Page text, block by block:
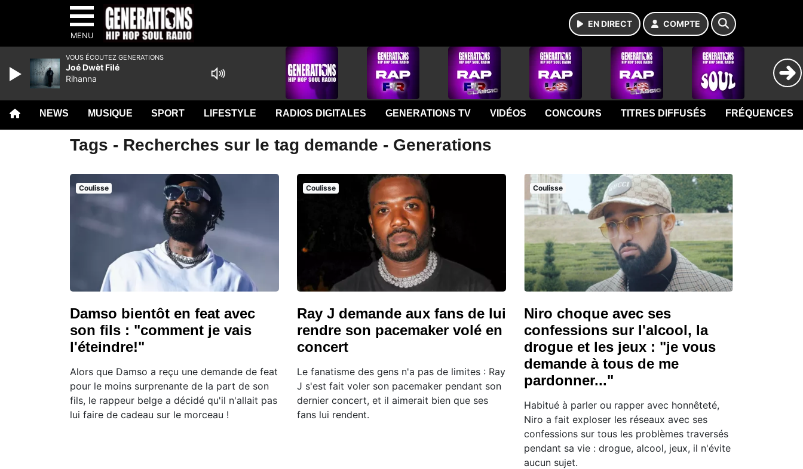
MENU
EN DIRECT COMPTE
NEWS MUSIQUE SPORT LIFESTYLE RADIOS DIGITALES GENERATIONS TV VIDÉOS CONCOURS TITRES DIFFUSÉS FRÉQUENCES
Tags - Recherches sur le tag demande - Generations
Coulisse
Damso bientôt en feat avec
son fils : "comment je vais
l'éteindre!"
Alors que Damso a reçu une demande de feat
pour le moins surprenante de la part de son
fils, le rappeur belge a décidé qu'il n'allait pas
lui faire de cadeau sur le morceau !
Coulisse
Ray J demande aux fans de lui
rendre son pacemaker volé en
concert
Le fanatisme des gens n'a pas de limites : Ray
J s'est fait voler son pacemaker pendant son
dernier concert, et il aimerait bien que ses
fans lui rendent.
Coulisse
Niro choque avec ses
confessions sur l'alcool, la
drogue et les jeux : "je vous
demande à tous de me
pardonner..."
Habitué à parler ou rapper avec honnêteté,
Niro a fait exploser les réseaux avec ses
confessions sur tous les problèmes traversés
pendant sa vie : drogue, alcool, jeux, il n'évite
aucun sujet.
VOUS ÉCOUTEZ GENERATIONS
Joé Dwèt Filé
Rihanna